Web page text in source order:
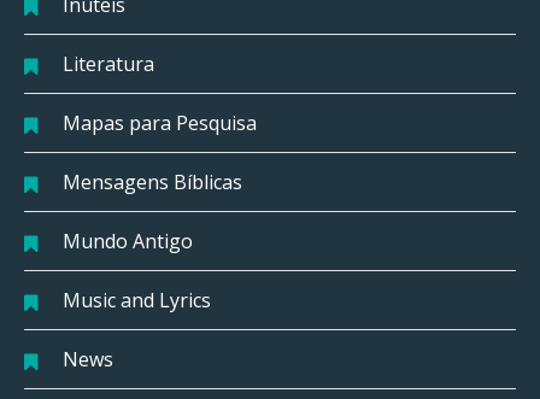
Literatura
Mapas para Pesquisa
Mensagens Bíblicas
Mundo Antigo
Music and Lyrics
News